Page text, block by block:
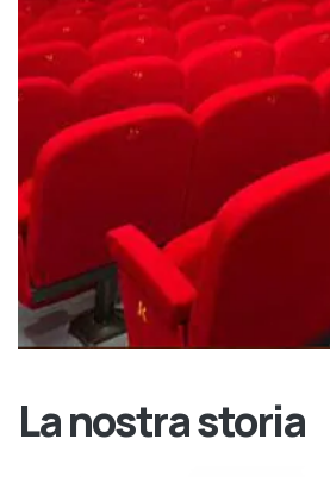
La nostra storia